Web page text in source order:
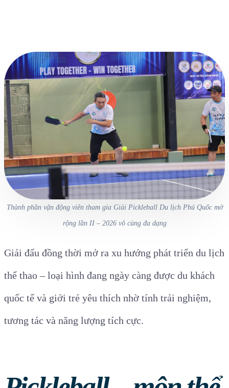
Thành phần vận động viên tham gia Giải Pickleball Du lịch Phú Quốc mở
rộng lần II – 2026 vô cùng đa dạng
Giải đấu đồng thời mở ra xu hướng phát triển du lịch
thể thao – loại hình đang ngày càng được du khách
quốc tế và giới trẻ yêu thích nhờ tính trải nghiệm,
tương tác và năng lượng tích cực.